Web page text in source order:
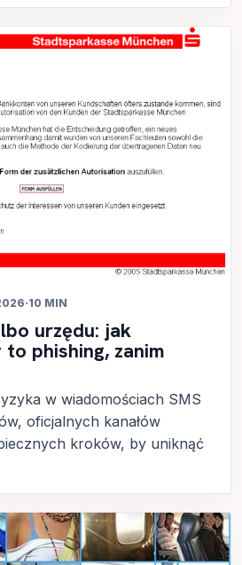
·10 MIN
urzędu: jak
phishing, zanim
w wiadomościach SMS
oficjalnych kanałów
kroków, by uniknąć